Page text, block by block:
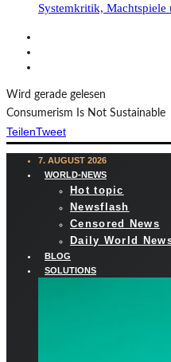
Systemkritik, Machtspiele
Wird gerade gelesen
Consumerism Is Not Sustainable
TeilenTweet
7. AUGUST 2026
WORLD-NEWS
Hot topic
Newsflash
Censored News
Daily World
BLOG
SOLUTIONS